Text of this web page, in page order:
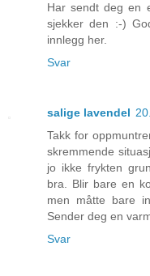
Har sendt deg en
sjekker den :-)
innlegg her.
Svar
salige lavendel
Takk for
skremmende
jo ikke frykten
bra. Blir bare en
men måtte bare
Sender deg en
Svar